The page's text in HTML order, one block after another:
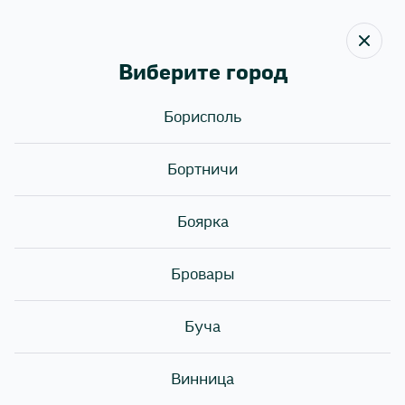
Виберите город
Борисполь
Бортничи
Боярка
Бровары
Буча
Винница
ГОРЯЧИЕ СКИДКИ НА
ГОРЯЧЕЕ! 🔥